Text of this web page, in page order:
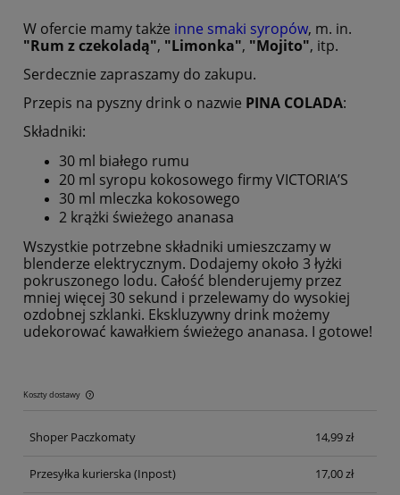
W ofercie mamy także inne smaki syropów, m. in.
"Rum z czekoladą", "Limonka", "Mojito", itp.
Serdecznie zapraszamy do zakupu.
Przepis na pyszny drink o nazwie PINA COLADA:
Składniki:
30 ml białego rumu
20 ml syropu kokosowego firmy VICTORIA’S
30 ml mleczka kokosowego
2 krążki świeżego ananasa
Wszystkie potrzebne składniki umieszczamy w
blenderze elektrycznym. Dodajemy około 3 łyżki
pokruszonego lodu. Całość blenderujemy przez
mniej więcej 30 sekund i przelewamy do wysokiej
ozdobnej szklanki. Ekskluzywny drink możemy
udekorować kawałkiem świeżego ananasa. I gotowe!
Koszty dostawy
Cena nie zawiera ewentualnych kosztów płatności
Shoper Paczkomaty
14,99 zł
Przesyłka kurierska (Inpost) 17,00 zł